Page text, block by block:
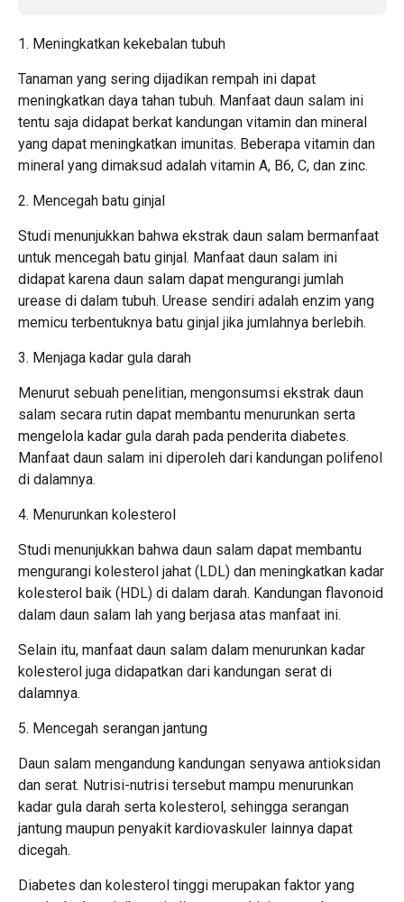
1. Meningkatkan kekebalan tubuh
Tanaman yang sering dijadikan rempah ini dapat
meningkatkan daya tahan tubuh. Manfaat daun salam ini
tentu saja didapat berkat kandungan vitamin dan mineral
yang dapat meningkatkan imunitas. Beberapa vitamin dan
mineral yang dimaksud adalah vitamin A, B6, C, dan zinc.
2. Mencegah batu ginjal
Studi menunjukkan bahwa ekstrak daun salam bermanfaat
untuk mencegah batu ginjal. Manfaat daun salam ini
didapat karena daun salam dapat mengurangi jumlah
urease di dalam tubuh. Urease sendiri adalah enzim yang
memicu terbentuknya batu ginjal jika jumlahnya berlebih.
3. Menjaga kadar gula darah
Menurut sebuah penelitian, mengonsumsi ekstrak daun
salam secara rutin dapat membantu menurunkan serta
mengelola kadar gula darah pada penderita diabetes.
Manfaat daun salam ini diperoleh dari kandungan polifenol
di dalamnya.
4. Menurunkan kolesterol
Studi menunjukkan bahwa daun salam dapat membantu
mengurangi kolesterol jahat (LDL) dan meningkatkan kadar
kolesterol baik (HDL) di dalam darah. Kandungan flavonoid
dalam daun salam lah yang berjasa atas manfaat ini.
Selain itu, manfaat daun salam dalam menurunkan kadar
kolesterol juga didapatkan dari kandungan serat di
dalamnya.
5. Mencegah serangan jantung
Daun salam mengandung kandungan senyawa antioksidan
dan serat. Nutrisi-nutrisi tersebut mampu menurunkan
kadar gula darah serta kolesterol, sehingga serangan
jantung maupun penyakit kardiovaskuler lainnya dapat
dicegah.
Diabetes dan kolesterol tinggi merupakan faktor yang